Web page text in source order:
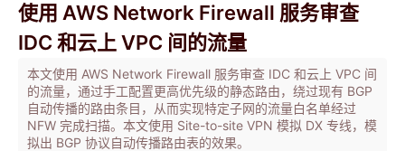
使用 AWS Network Firewall 服务审查
IDC 和云上 VPC 间的流量
本文使用 AWS Network Firewall 服务审查 IDC 和云上 VPC 间
的流量，通过手工配置更高优先级的静态路由，绕过现有 BGP
自动传播的路由条目，从而实现特定子网的流量白名单经过
NFW 完成扫描。本文使用 Site-to-site VPN 模拟 DX 专线，模
拟出 BGP 协议自动传播路由表的效果。